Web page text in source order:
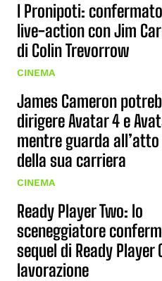
I Pronipoti:
live-action con Jim
di Colin Trevorrow
CINEMA
James Cameron
dirigere Avatar 4 e
mentre guarda
della sua carriera
CINEMA
Ready Player Two: lo
sceneggiatore
sequel di Ready Player
lavorazione